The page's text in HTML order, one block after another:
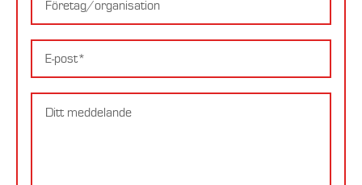
E-
postadress
Meddelande